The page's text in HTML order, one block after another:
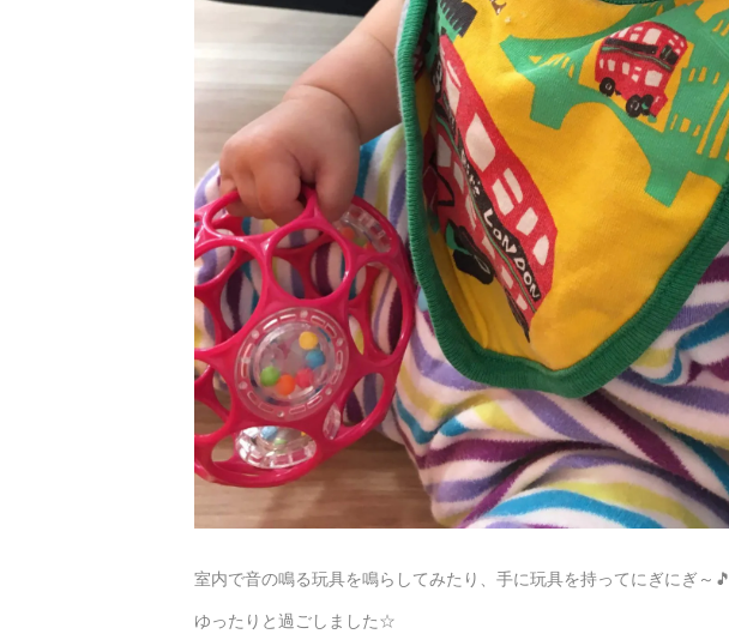
室内で音の鳴る玩具を鳴らしてみたり、手に玩具を持ってにぎにぎ～🎵
ゆったりと過ごしました☆